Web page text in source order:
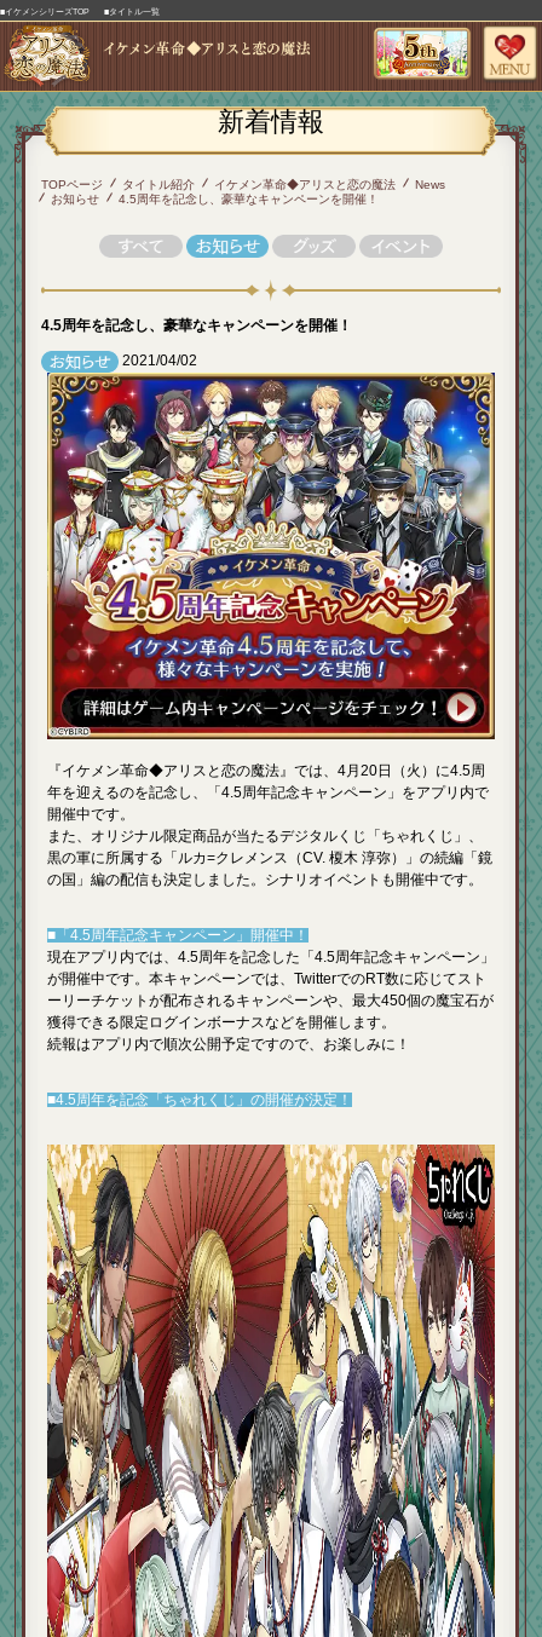
■イケメンシリーズTOP ■タイトル一覧
新着情報
TOPページ タイトル紹介 イケメン革命◆アリスと恋の魔法
News
お知らせ
4.5周年を記念し、豪華なキャンペーンを開催！
4.5周年を記念し、豪華なキャンペーンを開催！
2021/04/02
『イケメン革命◆アリスと恋の魔法』では、4月20日（火）に4.5周
年を迎えるのを記念し、「4.5周年記念キャンペーン」をアプリ内で
開催中です。
また、オリジナル限定商品が当たるデジタルくじ「ちゃれくじ」、
黒の軍に所属する「ルカ=クレメンス（CV. 榎木 淳弥）」の続編「鏡
の国」編の配信も決定しました。シナリオイベントも開催中です。
■「4.5周年記念キャンペーン」開催中！
現在アプリ内では、4.5周年を記念した「4.5周年記念キャンペーン」
が開催中です。本キャンペーンでは、TwitterでのRT数に応じてスト
ーリーチケットが配布されるキャンペーンや、最大450個の魔宝石が
獲得できる限定ログインボーナスなどを開催します。
続報はアプリ内で順次公開予定ですので、お楽しみに！
■4.5周年を記念「ちゃれくじ」の開催が決定！